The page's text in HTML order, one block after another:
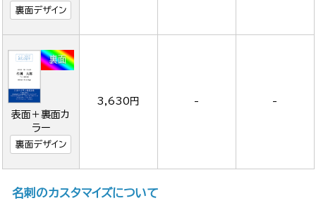
裏面デザイン
表面＋裏面カ
ラー
裏面デザイン
3,630円 - -
名刺のカスタマイズについて